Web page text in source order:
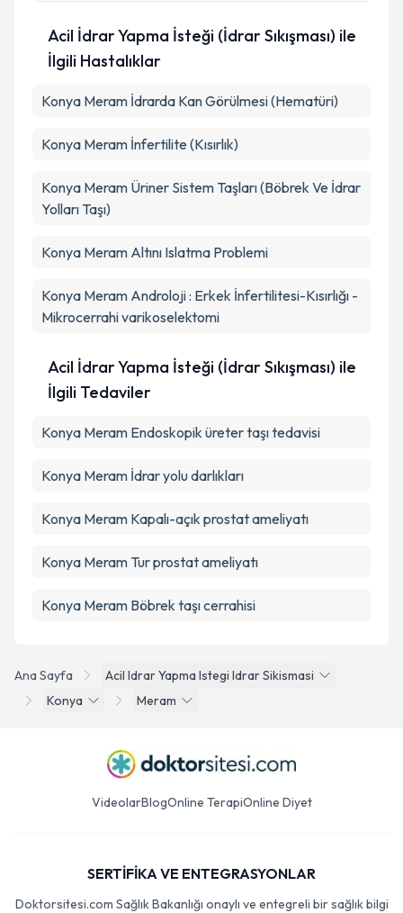
Ana Sayfa
Acil Idrar Yapma Istegi Idrar Sikismasi
Konya
Meram
Acil İdrar Yapma İsteği (İdrar Sıkışması) ile
İlgili Hastalıklar
Konya Meram İdrarda Kan Görülmesi (Hematüri)
Konya Meram İnfertilite (Kısırlık)
Konya Meram Üriner Sistem Taşları (Böbrek Ve İdrar
Yolları Taşı)
Konya Meram Altını Islatma Problemi
Konya Meram Androloji : Erkek İnfertilitesi-Kısırlığı -
Mikrocerrahi varikoselektomi
Acil İdrar Yapma İsteği (İdrar Sıkışması) ile
İlgili Tedaviler
Konya Meram Endoskopik üreter taşı tedavisi
Konya Meram İdrar yolu darlıkları
Konya Meram Kapalı-açık prostat ameliyatı
Konya Meram Tur prostat ameliyatı
Konya Meram Böbrek taşı cerrahisi
VideolarBlogOnline TerapiOnline Diyet
SERTİFİKA VE ENTEGRASYONLAR
Doktorsitesi.com Sağlık Bakanlığı onaylı ve entegreli bir sağlık bilgi